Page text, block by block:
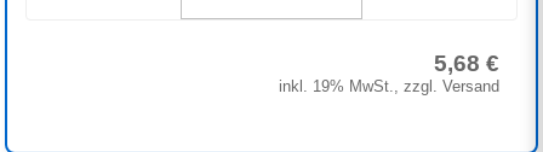
5,68 €
inkl. 19% MwSt., zzgl. Versand